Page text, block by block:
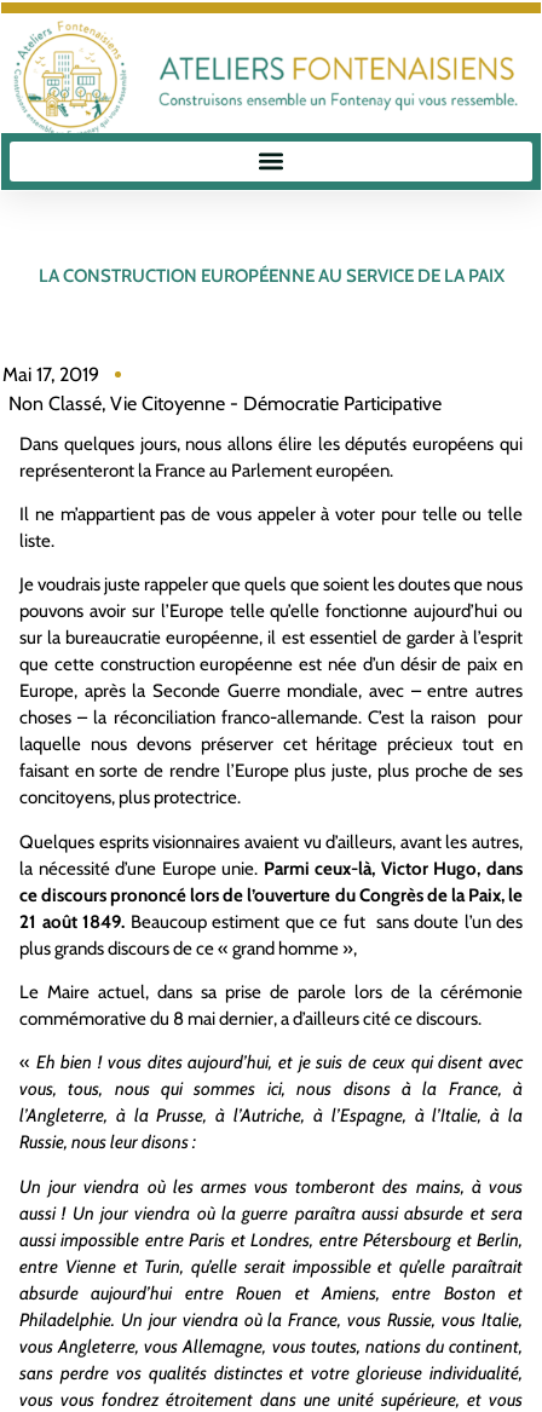
LA CONSTRUCTION EUROPÉENNE AU SERVICE DE LA PAIX
Mai 17, 2019
Non Classé, Vie Citoyenne - Démocratie Participative
Dans quelques jours, nous allons élire les députés européens qui
représenteront la France au Parlement européen.
Il ne m’appartient pas de vous appeler à voter pour telle ou telle
liste.
Je voudrais juste rappeler que quels que soient les doutes que nous
pouvons avoir sur l’Europe telle qu’elle fonctionne aujourd’hui ou
sur la bureaucratie européenne, il est essentiel de garder à l’esprit
que cette construction européenne est née d’un désir de paix en
Europe, après la Seconde Guerre mondiale, avec – entre autres
choses – la réconciliation franco-allemande. C’est la raison pour
laquelle nous devons préserver cet héritage précieux tout en
faisant en sorte de rendre l’Europe plus juste, plus proche de ses
concitoyens, plus protectrice.
Quelques esprits visionnaires avaient vu d’ailleurs, avant les autres,
la nécessité d’une Europe unie. Parmi ceux-là, Victor Hugo, dans
ce discours prononcé lors de l’ouverture du Congrès de la Paix, le
21 août 1849. Beaucoup estiment que ce fut sans doute l’un des
plus grands discours de ce « grand homme »,
Le Maire actuel, dans sa prise de parole lors de la cérémonie
commémorative du 8 mai dernier, a d’ailleurs cité ce discours.
« Eh bien ! vous dites aujourd’hui, et je suis de ceux qui disent avec
vous, tous, nous qui sommes ici, nous disons à la France, à
l’Angleterre, à la Prusse, à l’Autriche, à l’Espagne, à l’Italie, à la
Russie, nous leur disons :
Un jour viendra où les armes vous tomberont des mains, à vous
aussi ! Un jour viendra où la guerre paraîtra aussi absurde et sera
aussi impossible entre Paris et Londres, entre Pétersbourg et Berlin,
entre Vienne et Turin, qu’elle serait impossible et qu’elle paraîtrait
absurde aujourd’hui entre Rouen et Amiens, entre Boston et
Philadelphie. Un jour viendra où la France, vous Russie, vous Italie,
vous Angleterre, vous Allemagne, vous toutes, nations du continent,
sans perdre vos qualités distinctes et votre glorieuse individualité,
vous vous fondrez étroitement dans une unité supérieure, et vous